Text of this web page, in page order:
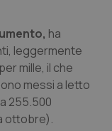
ha
leggermente
mille, il che
messi a letto
255.500
ottobre).